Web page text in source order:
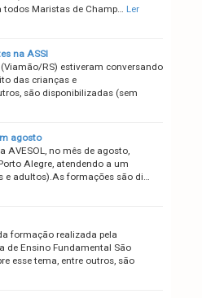
Maristas de Champ…
Ler
na ASSI
RS) estiveram conversando
das crianças e
são disponibilizadas (sem
agosto
AVESOL, no mês de agosto,
Alegre, atendendo a um
e adultos).As formações são di…
formação realizada pela
de Ensino Fundamental São
esse tema, entre outros, são